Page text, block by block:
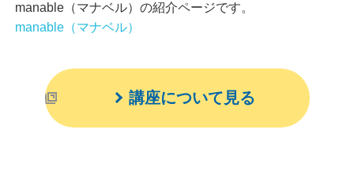
manable（マナベル）の紹介ページです。
manable（マナベル）
講座について見る